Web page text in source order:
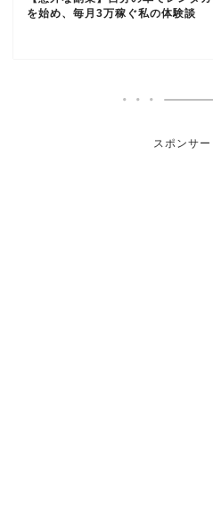
を始め、毎月3万稼ぐ私の体験談
スポンサー